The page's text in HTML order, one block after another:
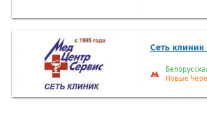
Сеть
Новые